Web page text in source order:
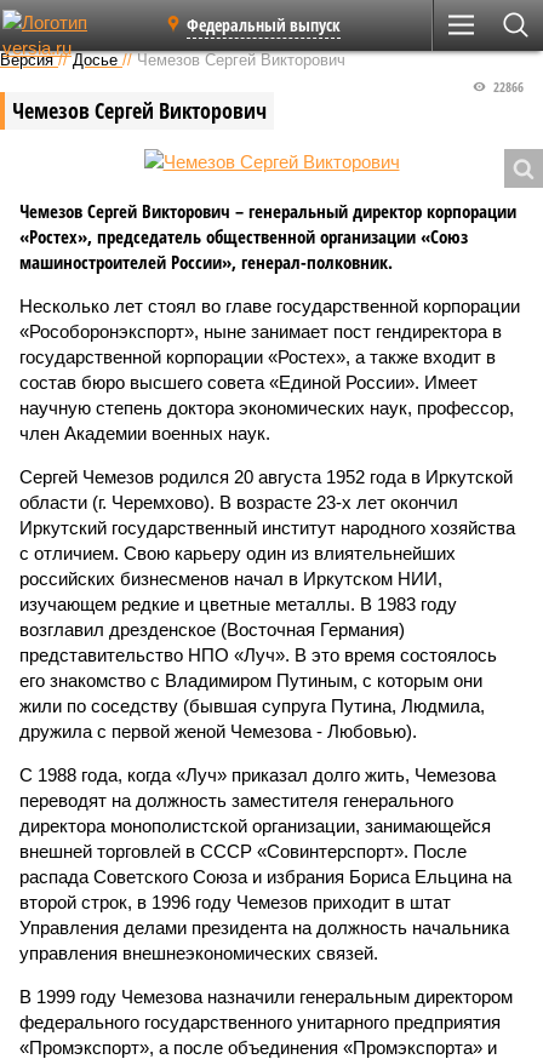
Федеральный выпуск
Версия //Досье //Чемезов Сергей Викторович
Чемезов Сергей Викторович
22866
Чемезов Сергей Викторович – генеральный директор корпорации
«Ростех», председатель общественной организации «Союз
машиностроителей России», генерал-полковник.
Несколько лет стоял во главе государственной корпорации
«Рособоронэкспорт», ныне занимает пост гендиректора в
государственной корпорации «Ростех», а также входит в
состав бюро высшего совета «Единой России». Имеет
научную степень доктора экономических наук, профессор,
член Академии военных наук.
Сергей Чемезов родился 20 августа 1952 года в Иркутской
области (г. Черемхово). В возрасте 23-х лет окончил
Иркутский государственный институт народного хозяйства
с отличием. Свою карьеру один из влиятельнейших
российских бизнесменов начал в Иркутском НИИ,
изучающем редкие и цветные металлы. В 1983 году
возглавил дрезденское (Восточная Германия)
представительство НПО «Луч». В это время состоялось
его знакомство с Владимиром Путиным, с которым они
жили по соседству (бывшая супруга Путина, Людмила,
дружила с первой женой Чемезова - Любовью).
С 1988 года, когда «Луч» приказал долго жить, Чемезова
переводят на должность заместителя генерального
директора монополистской организации, занимающейся
внешней торговлей в СССР «Совинтерспорт». После
распада Советского Союза и избрания Бориса Ельцина на
второй строк, в 1996 году Чемезов приходит в штат
Управления делами президента на должность начальника
управления внешнеэкономических связей.
В 1999 году Чемезова назначили генеральным директором
федерального государственного унитарного предприятия
«Промэкспорт», а после объединения «Промэкспорта» и